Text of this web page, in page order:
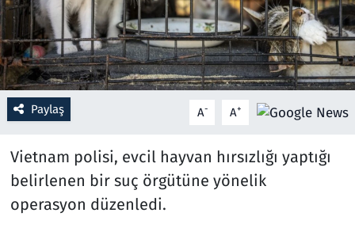
Paylaş A- A+
Vietnam polisi, evcil hayvan hırsızlığı yaptığı
belirlenen bir suç örgütüne yönelik
operasyon düzenledi.
Rüya Tabirleri
Sağlık
Savunma Sanayi
Spor
Teknoloji ve Bilim